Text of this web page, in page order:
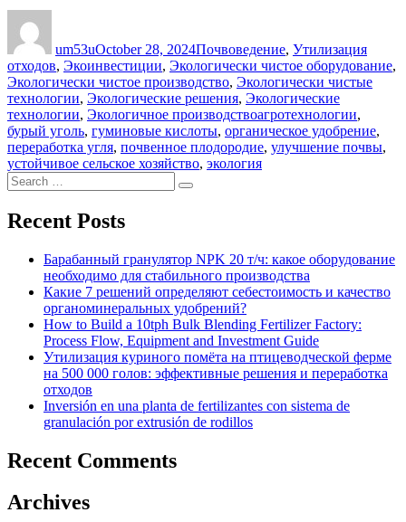
um53uOctober 28, 2024Почвоведение, Утилизация
отходов, Экоинвестиции, Экологически чистое оборудование,
Экологически чистое производство, Экологически чистые
технологии, Экологические решения, Экологические
технологии, Экологичное производствоTags
агротехнологии,
бурый уголь, гуминовые кислоты, органическое удобрение,
переработка угля, почвенное плодородие, улучшение почвы,
устойчивое сельское хозяйство, экология
Search
for:
Search
Recent Posts
Барабанный гранулятор NPK 20 т/ч: какое оборудование
необходимо для стабильного производства
Какие 7 решений определяют себестоимость и качество
органоминеральных удобрений?
How to Build a 10tph Bulk Blending Fertilizer Factory:
Process Flow, Equipment and Investment Guide
Утилизация куриного помёта на птицеводческой ферме
на 500 000 голов: эффективные решения и переработка
отходов
Inversión en una planta de fertilizantes con sistema de
granulación por extrusión de rodillos
Recent Comments
Archives